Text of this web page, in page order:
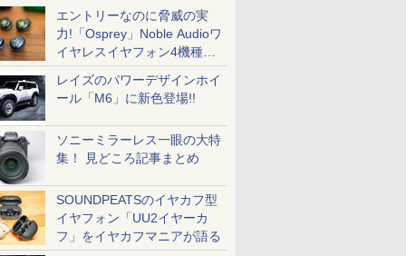
エントリーなのに脅威の実
力!「Osprey」Noble Audioワ
イヤレスイヤフォン4機種を
一気に聴く
レイズのパワーデザインホイ
ール「M6」に新色登場!!
ソニーミラーレス一眼の大特
集！ 見どころ記事まとめ
SOUNDPEATSのイヤカフ型
イヤフォン「UU2イヤーカ
フ」をイヤカフマニアが語る